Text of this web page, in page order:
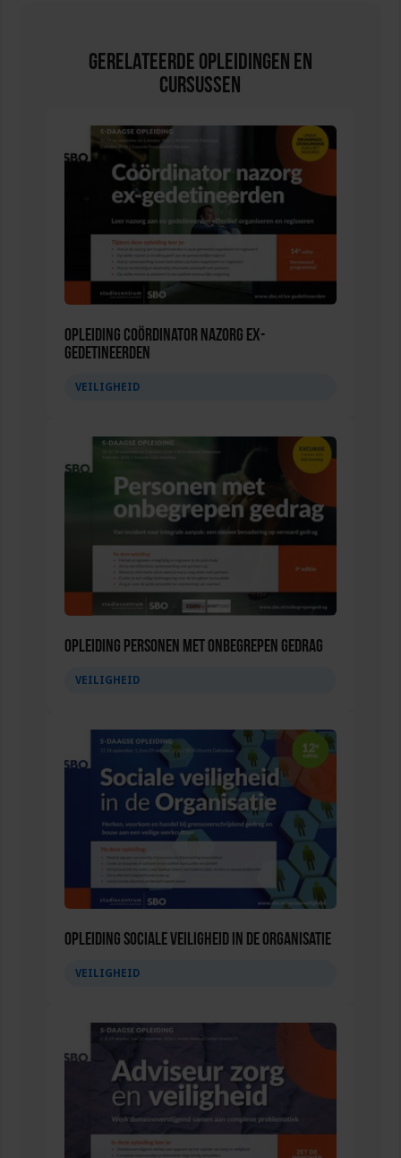
Gerelateerde Opleidingen en
Cursussen
Opleiding Coördinator nazorg ex-
gedetineerden
VEILIGHEID
Opleiding Personen met onbegrepen gedrag
VEILIGHEID
Opleiding Sociale Veiligheid in de Organisatie
VEILIGHEID